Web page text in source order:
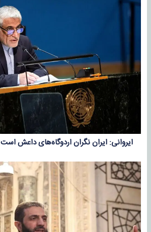
ایروانی: ایران نگران اردوگاه‌های داعش است